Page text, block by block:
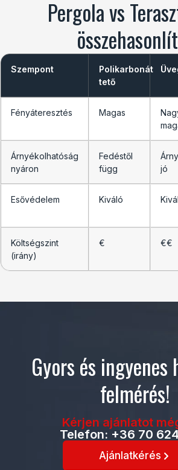
Pergola vs
Szempont
Polikarbonát
tető
Fényáteresztés Magas
Árnyékolhatóság
nyáron
Fedéstől
függ
jó
Esővédelem Kiváló
Költségszint
(irány)
€ €€
Gyors és ingyenes
felmérés!
Kérjen ajánlatot
Telefon: +36 70
Ajánlatkérés